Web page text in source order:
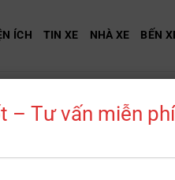
ÍCH TIN XE NHÀ XE BẾN
hiện nay
– Tư vấn miễn